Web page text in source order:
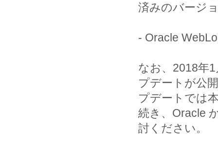
済みのバージ
- Oracle
なお、2018年
プデートが公
プデートでは
続き、Oracle
討ください。